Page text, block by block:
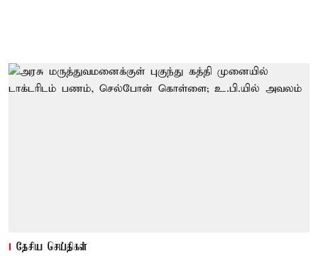
தேசிய செய்திகள்